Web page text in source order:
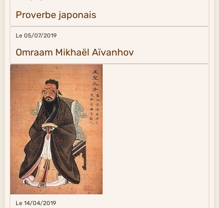
Proverbe japonais
Le 05/07/2019
Omraam Mikhaël Aïvanhov
Le 14/04/2019